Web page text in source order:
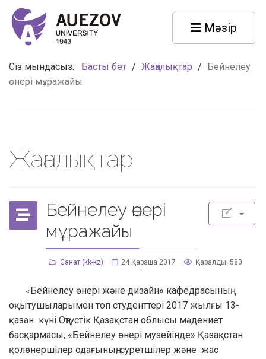
Мәзір
Сіз мындасыз: Басты бет / Жаңалықтар / Бейнелеу
өнері мұражайы
Жаңалықтар
Бейнелеу өнері
мұражайы
Санат (kk-kz) 24 Қараша 2017 Қаралды: 580
«Бейнелеу өнері және дизайн» кафедрасының
оқытушыларымен топ студенттері 2017 жылғы 13-
қазан күні Оңтүстік Қазақстан облысы мәдениет
басқармасы, «Бейнелеу өнері музейінде» Қазақстан
қолөнершілер одағының, суретшілер және жас